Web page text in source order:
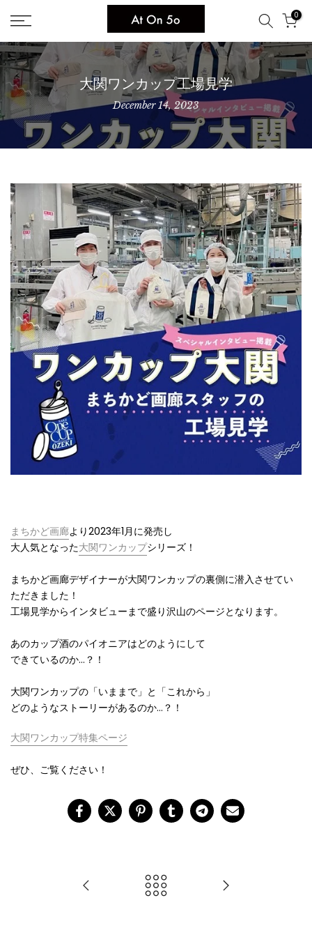
Skip
to
content
0
大関ワンカップ工場見学
December 14, 2023
まちかど画廊より2023年1月に発売し
大人気となった大関ワンカップシリーズ！
まちかど画廊デザイナーが大関ワンカップの裏側に潜入させてい
ただきました！
工場見学からインタビューまで盛り沢山のページとなります。
あのカップ酒のパイオニアはどのようにして
できているのか…？！
大関ワンカップの「いままで」と「これから」
どのようなストーリーがあるのか…？！
大関ワンカップ特集ページ
ぜひ、ご覧ください！